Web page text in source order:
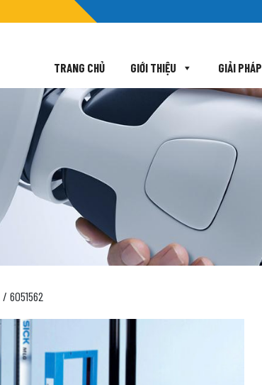
TRANG CHỦ GIỚI THIỆU GIẢI PHÁP
/ 6051562